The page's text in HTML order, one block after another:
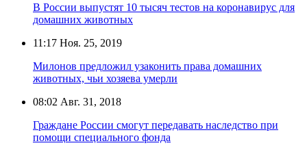
В России выпустят 10 тысяч тестов на коронавирус для
домашних животных
11:17 Ноя. 25, 2019
Милонов предложил узаконить права домашних
животных, чьи хозяева умерли
08:02 Авг. 31, 2018
Граждане России смогут передавать наследство при
помощи специального фонда